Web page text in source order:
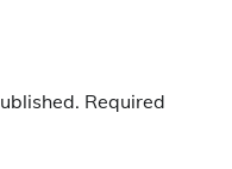
Required